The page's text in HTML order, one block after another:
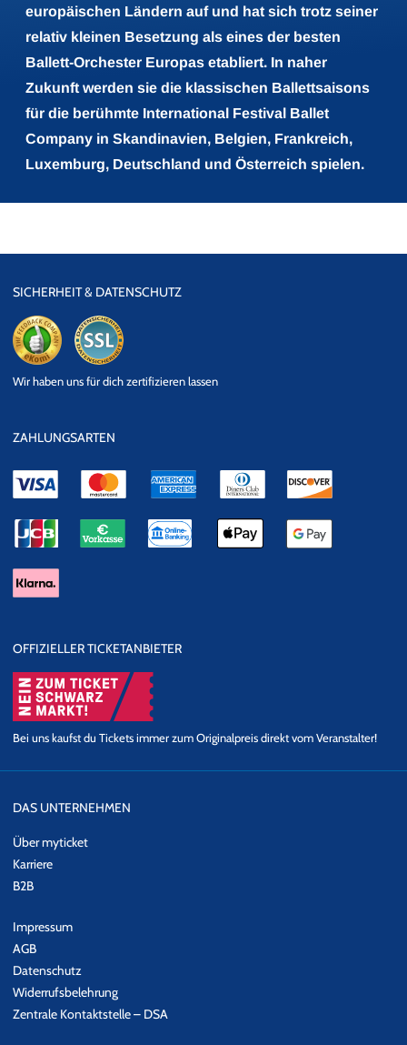
europäischen Ländern auf und hat sich trotz seiner
relativ kleinen Besetzung als eines der besten
Ballett-Orchester Europas etabliert. In naher
Zukunft werden sie die klassischen Ballettsaisons
für die berühmte International Festival Ballet
Company in Skandinavien, Belgien, Frankreich,
Luxemburg, Deutschland und Österreich spielen.
SICHERHEIT & DATENSCHUTZ
Datensicherheit
Wir haben uns für dich zertifizieren lassen
ZAHLUNGSARTEN
OFFIZIELLER TICKETANBIETER
Bei uns kaufst du Tickets immer zum Originalpreis direkt vom Veranstalter!
DAS UNTERNEHMEN
Über myticket
Karriere
B2B
Impressum
AGB
Datenschutz
Widerrufsbelehrung
Zentrale Kontaktstelle – DSA